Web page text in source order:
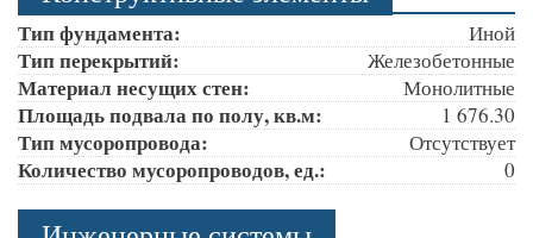
Тип фундамента: Иной
Тип перекрытий: Железобетонные
Материал несущих стен: Монолитные
Площадь подвала по полу, кв.м: 1 676.30
Тип мусоропровода: Отсутствует
Количество мусоропроводов, ед.: 0